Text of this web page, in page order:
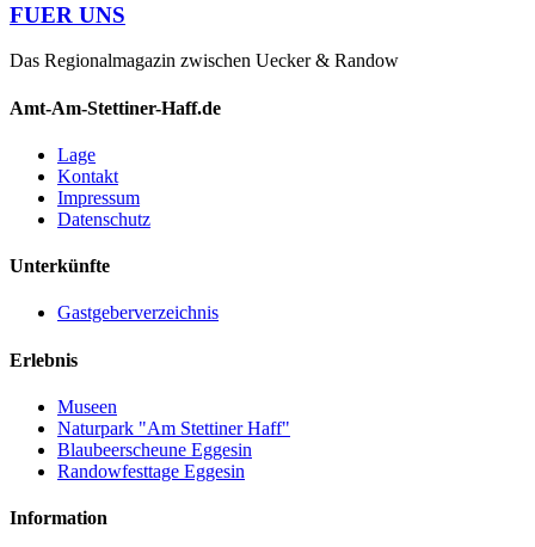
FUER UNS
Das Regionalmagazin zwischen Uecker & Randow
Amt-Am-Stettiner-Haff.de
Lage
Kontakt
Impressum
Datenschutz
Unterkünfte
Gastgeberverzeichnis
Erlebnis
Museen
Naturpark "Am Stettiner Haff"
Blaubeerscheune Eggesin
Randowfesttage Eggesin
Information